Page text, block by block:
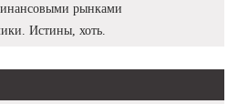
рынками
Истины, хоть.